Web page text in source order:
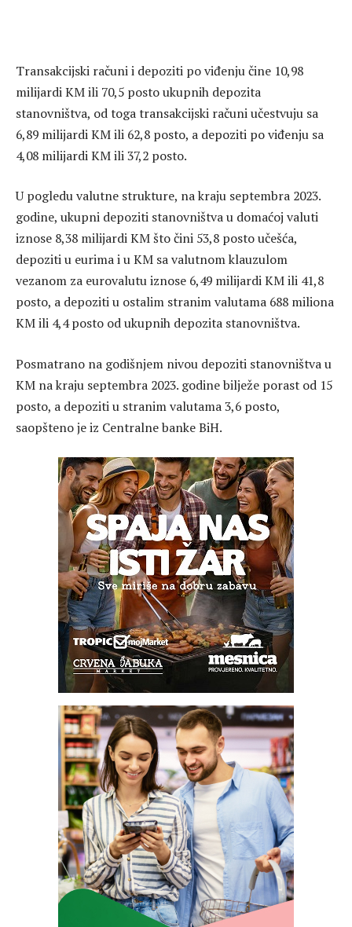
Transakcijski računi i depoziti po viđenju čine 10,98
milijardi KM ili 70,5 posto ukupnih depozita
stanovništva, od toga transakcijski računi učestvuju sa
6,89 milijardi KM ili 62,8 posto, a depoziti po viđenju sa
4,08 milijardi KM ili 37,2 posto.
U pogledu valutne strukture, na kraju septembra 2023.
godine, ukupni depoziti stanovništva u domaćoj valuti
iznose 8,38 milijardi KM što čini 53,8 posto učešća,
depoziti u eurima i u KM sa valutnom klauzulom
vezanom za eurovalutu iznose 6,49 milijardi KM ili 41,8
posto, a depoziti u ostalim stranim valutama 688 miliona
KM ili 4,4 posto od ukupnih depozita stanovništva.
Posmatrano na godišnjem nivou depoziti stanovništva u
KM na kraju septembra 2023. godine bilježe porast od 15
posto, a depoziti u stranim valutama 3,6 posto,
saopšteno je iz Centralne banke BiH.